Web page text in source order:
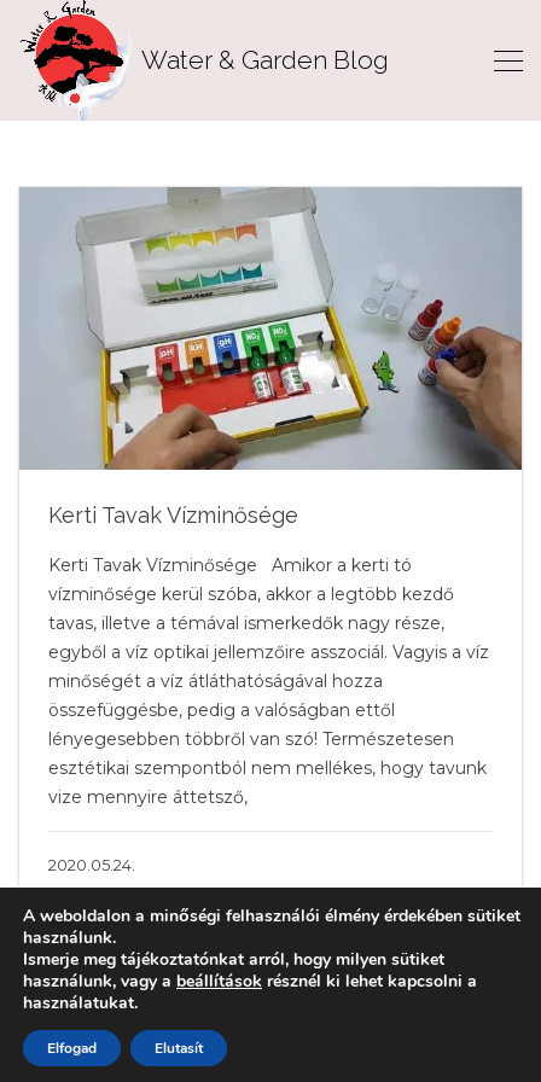
Water & Garden Blog
Kerti Tavak Vízminősége
Kerti Tavak Vízminősége Amikor a kerti tó
vízminősége kerül szóba, akkor a legtöbb kezdő
tavas, illetve a témával ismerkedők nagy része,
egyből a víz optikai jellemzőire asszociál. Vagyis a víz
minőségét a víz átláthatóságával hozza
összefüggésbe, pedig a valóságban ettől
lényegesebben többről van szó! Természetesen
esztétikai szempontból nem mellékes, hogy tavunk
vize mennyire áttetsző,
2020.05.24.
A weboldalon a minőségi felhasználói élmény érdekében sütiket
használunk.
Ismerje meg tájékoztatónkat arról, hogy milyen sütiket
használunk, vagy a beállítások résznél ki lehet kapcsolni a
használatukat.
Elfogad Elutasít